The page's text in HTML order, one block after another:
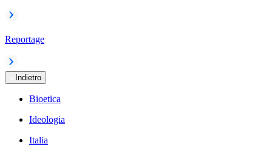
Reportage
Indietro
Bioetica
Ideologia
Italia